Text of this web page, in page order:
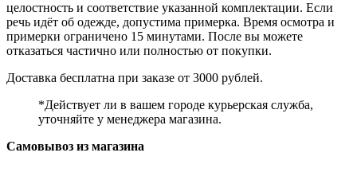
целостность и соответствие указанной комплектации. Если
речь идёт об одежде, допустима примерка. Время осмотра и
примерки ограничено 15 минутами. После вы можете
отказаться частично или полностью от покупки.
Доставка бесплатна при заказе от 3000 рублей.
*Действует ли в вашем городе курьерская служба,
уточняйте у менеджера магазина.
Самовывоз из магазина